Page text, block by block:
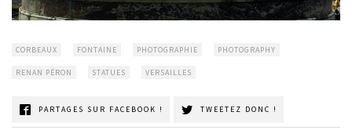
CORBEAUX FONTAINE PHOTOGRAPHIE PHOTOGRAPHY
RENAN PÉRON STATUES VERSAILLES
PARTAGES SUR FACEBOOK ! TWEETEZ DONC !